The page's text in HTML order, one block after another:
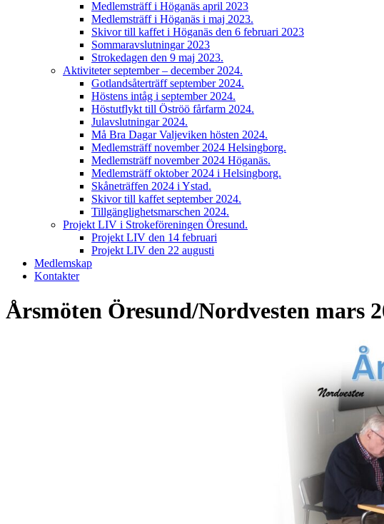
Medlemsträff i Höganäs april 2023
Medlemsträff i Höganäs i maj 2023.
Skivor till kaffet i Höganäs den 6 februari 2023
Sommaravslutningar 2023
Strokedagen den 9 maj 2023.
Aktiviteter september – december 2024.
Gotlandsåterträff september 2024.
Höstens intåg i september 2024.
Höstutflykt till Öströö fårfarm 2024.
Julavslutningar 2024.
Må Bra Dagar Valjeviken hösten 2024.
Medlemsträff november 2024 Helsingborg.
Medlemsträff november 2024 Höganäs.
Medlemsträff oktober 2024 i Helsingborg.
Skåneträffen 2024 i Ystad.
Skivor till kaffet september 2024.
Tillgänglighetsmarschen 2024.
Projekt LIV i Strokeföreningen Öresund.
Projekt LIV den 14 februari
Projekt LIV den 22 augusti
Medlemskap
Kontakter
Årsmöten Öresund/Nordvesten mars